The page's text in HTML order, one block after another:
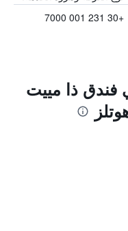
+30 231 001 7000
فندق ذا مييت